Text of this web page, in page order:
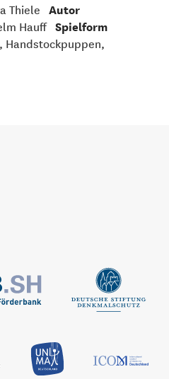
Thiele Autor
Hauff Spielform
Handstockpuppen,